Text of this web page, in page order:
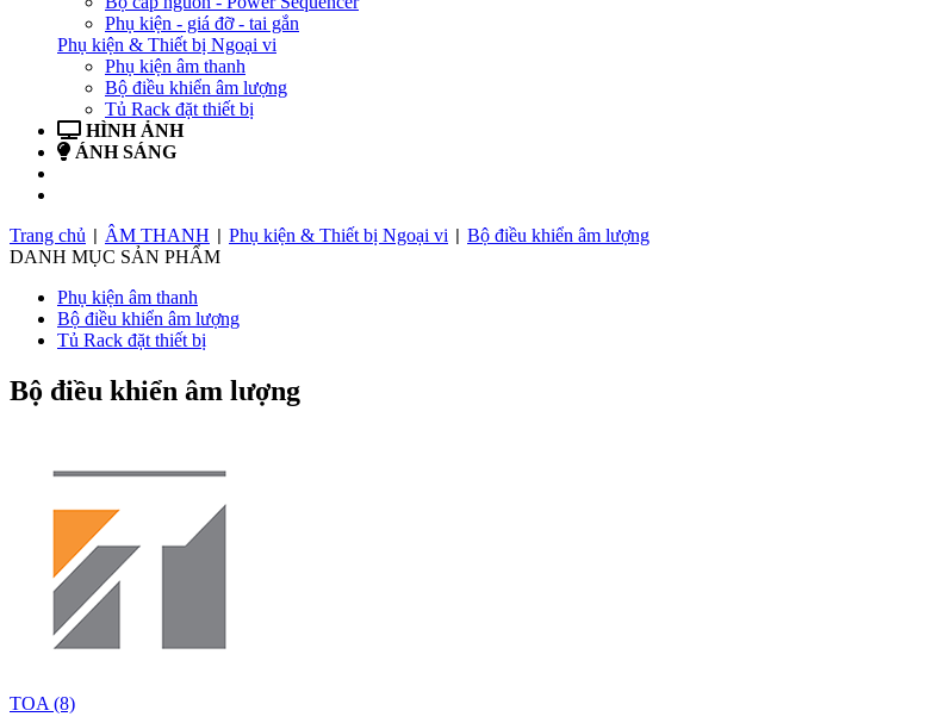
Phụ kiện - giá đỡ - tai gắn
Phụ kiện & Thiết bị Ngoại vi
Phụ kiện âm thanh
Bộ điều khiển âm lượng
Tủ Rack đặt thiết bị
HÌNH ẢNH
ÁNH SÁNG
Trang chủ
ÂM THANH Phụ kiện & Thiết bị Ngoại vi
Bộ điều khiển âm lượng
DANH MỤC SẢN PHẨM
Phụ kiện âm thanh
Bộ điều khiển âm lượng
Tủ Rack đặt thiết bị
Bộ điều khiển âm lượng
TOA (8)